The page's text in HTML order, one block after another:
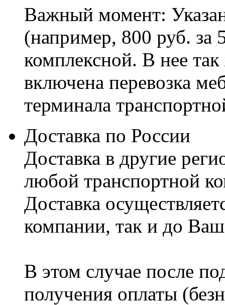
Важный момент:
(например, 800 руб. за
комплексной. В нее
включена перевозка
терминала
Доставка по России
Доставка в другие
любой транспортной
Доставка
компании, так и до
В этом случае после
получения оплаты